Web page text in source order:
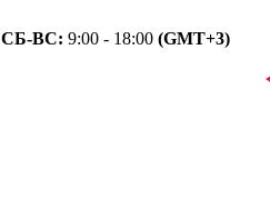
СБ-ВС: 9:00 - 18:00 (GMT+3)